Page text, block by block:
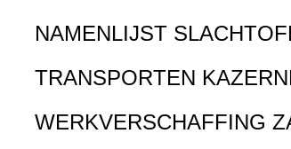
NAMENLIJST
TRANSPORTEN
WERKVERSCHAFFING